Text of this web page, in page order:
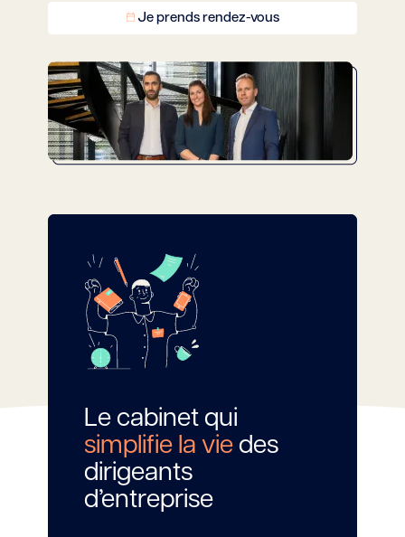
Je prends rendez-vous
Le cabinet qui
simplifie la vie des
dirigeants
d’entreprise
Le cabinet qui
simplifie la vie des
dirigeants
d’entreprise